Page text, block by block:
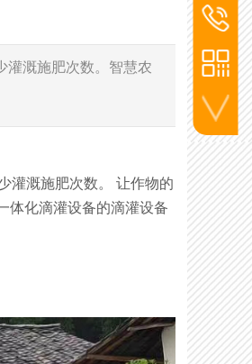
灌溉施肥次数。智慧农
灌溉施肥次数。 让作物的
体化滴灌设备的滴灌设备
洪经
洪经理
186-
杨经理
李工
130-
联系电话